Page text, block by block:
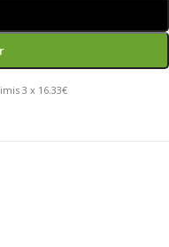
3 x 16.33€